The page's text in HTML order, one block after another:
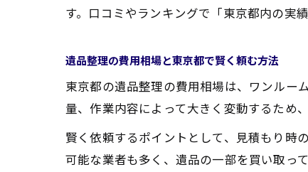
す。口コミやランキングで「東京都内の実
遺品整理の費用相場と東京都で賢く頼む方法
東京都の遺品整理の費用相場は、ワンルー
量、作業内容によって大きく変動するため
賢く依頼するポイントとして、見積もり時
可能な業者も多く、遺品の一部を買い取っ